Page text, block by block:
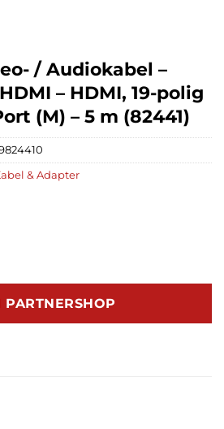
/ Audiokabel –
– HDMI, 19-polig
(M) – 5 m (82441)
PARTNERSHOP
& Adapter